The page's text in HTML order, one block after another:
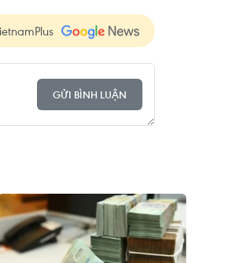
GỬI BÌNH LUẬN